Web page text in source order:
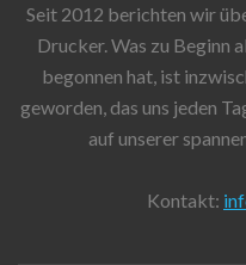
Seit 2012 berichten wir
Drucker. Was zu Beginn
begonnen hat, ist
geworden, das uns jeden
auf unserer
Kontakt: